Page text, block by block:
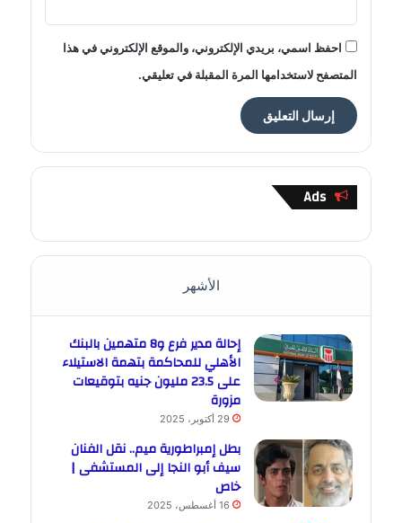
احفظ اسمي، بريدي الإلكتروني، والموقع الإلكتروني في هذا
المتصفح لاستخدامها المرة المقبلة في تعليقي.
Ads
الأشهر
إحالة مدير فرع و8 متهمين بالبنك
الأهلي للمحاكمة بتهمة الاستيلاء
على 23.5 مليون جنيه بتوقيعات
مزورة
29 أكتوبر، 2025
بطل إمبراطورية ميم.. نقل الفنان
سيف أبو النجا إلى المستشفى |
خاص
16 أغسطس، 2025